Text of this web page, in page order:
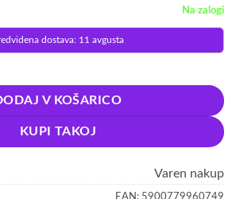
Na zalogi
dostava: 11 avgusta
zavesa 300 LED hladno bela 8 funkcij 15m
V KOŠARICO
KUPI TAKOJ
EAN: 5900779960749